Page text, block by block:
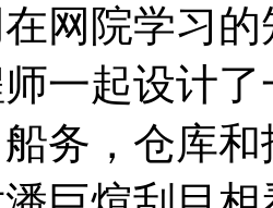
网院学习
一起设计
务，仓库